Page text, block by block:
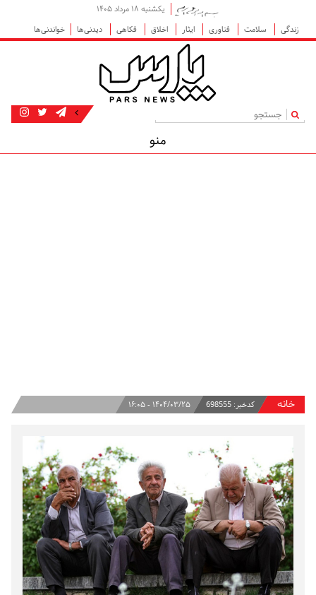
یکشنبه ۱۸ مرداد ۱۴۰۵
زندگی
سلامت فناوری ایثار اخلاق فکاهی دیدنی‌ها خواندنی‌ها
|
منو
خانه کدخبر: 698555 ۱۴۰۴/۰۳/۲۵ - ۱۶:۰۵